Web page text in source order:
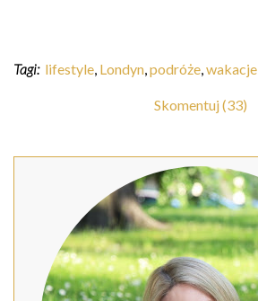
Tagi: lifestyle Londyn podróże wakacje
Skomentuj (33)